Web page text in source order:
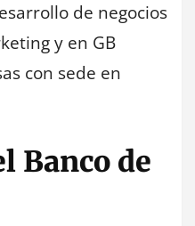
de negocios
y en GB
con sede en
Banco de